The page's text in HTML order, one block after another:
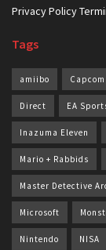
Privacy Policy
Tags
amiibo Capcom
Direct EA
Inazuma Eleven
Mario + Rabbids
Master Detective
Microsoft
Nintendo NISA